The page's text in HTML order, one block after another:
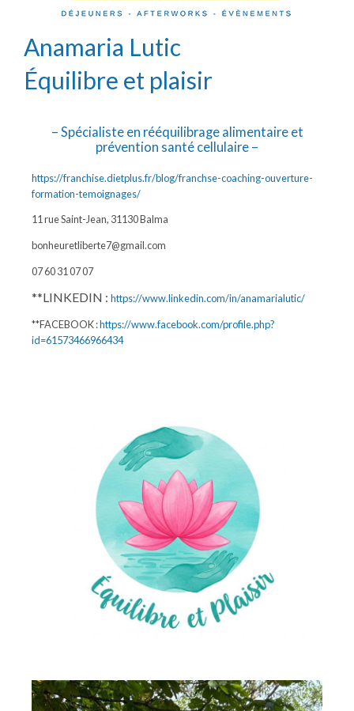
Anamaria Lutic
Équilibre et plaisir
– Spécialiste en rééquilibrage alimentaire et
prévention santé cellulaire –
https://franchise.dietplus.fr/blog/franchse-coaching-ouverture-
formation-temoignages/
11 rue Saint-Jean, 31130 Balma
bonheuretliberte7@gmail.com
07 60 31 07 07
**LINKEDIN : https://www.linkedin.com/in/anamarialutic/
**FACEBOOK :https://www.facebook.com/profile.php?
id=61573466966434